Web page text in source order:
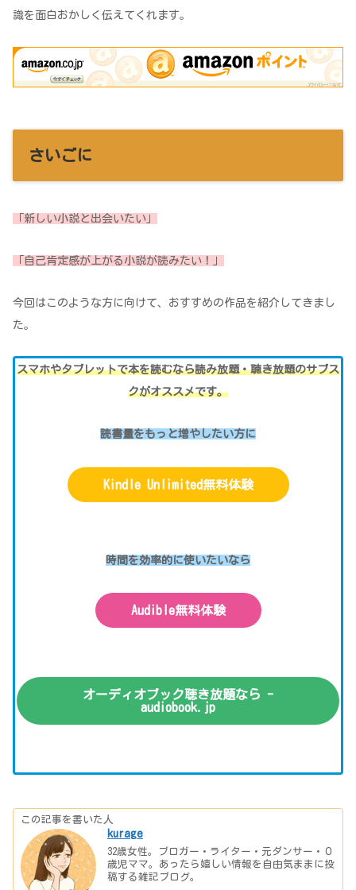
識を面白おかしく伝えてくれます。
さいごに
「新しい小説と出会いたい」
自己肯定感が上がる小説が読みたい！」
今回はこのような方に向けて、おすすめの作品を紹介してきまし
た。
スマホやタブレットで本を読むなら読み放題・聴き放題のサブス
クがオススメです。
読書量をもっと増やしたい方に
Kindle Unlimited無料体験
時間を効率的に使いたいなら
Audible無料体験
オーディオブック聴き放題なら -
audiobook.jp
この記事を書いた人
kurage
32歳女性。ブロガー・ライター・元ダンサー・０
歳児ママ。あったら嬉しい情報を自由気ままに投
稿する雑記ブログ。